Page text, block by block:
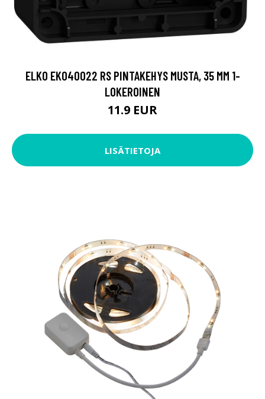
ELKO EKO40022 RS PINTAKEHYS MUSTA, 35 MM 1-
LOKEROINEN
11.9 EUR
LISÄTIETOJA